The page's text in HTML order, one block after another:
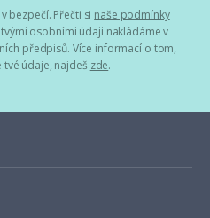
bezpečí. Přečti si naše podmínky
tvými osobními údaji nakládáme v
předpisů. Více informací o tom,
tvé údaje, najdeš zde.